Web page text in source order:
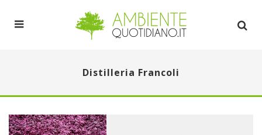
Distilleria Francoli